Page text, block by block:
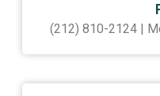
(212) 810-2124 |